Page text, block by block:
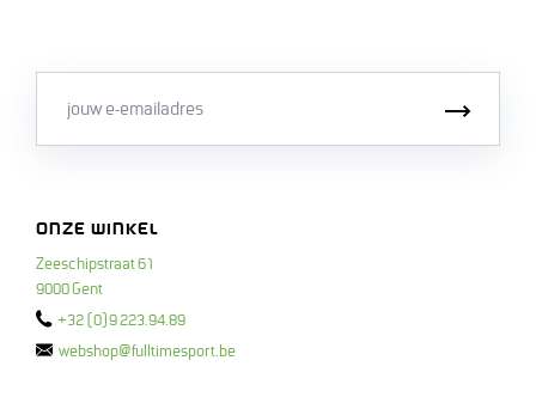
ONZE WINKEL
Zeeschipstraat 61
9000 Gent
+32 (0)9 223.94.89
webshop@fulltimesport.be